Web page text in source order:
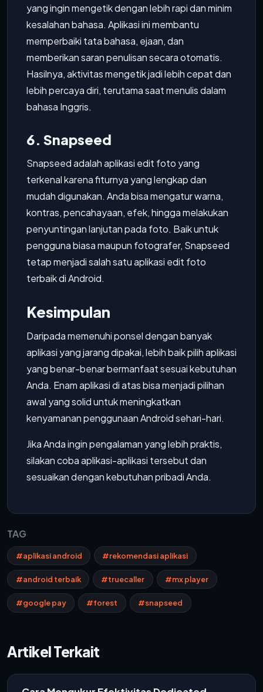
yang ingin mengetik dengan lebih rapi dan minim
kesalahan bahasa. Aplikasi ini membantu
memperbaiki tata bahasa, ejaan, dan
memberikan saran penulisan secara otomatis.
Hasilnya, aktivitas mengetik jadi lebih cepat dan
lebih percaya diri, terutama saat menulis dalam
bahasa Inggris.
6. Snapseed
Snapseed adalah aplikasi edit foto yang
terkenal karena fiturnya yang lengkap dan
mudah digunakan. Anda bisa mengatur warna,
kontras, pencahayaan, efek, hingga melakukan
penyuntingan lanjutan pada foto. Baik untuk
pengguna biasa maupun fotografer, Snapseed
tetap menjadi salah satu aplikasi edit foto
terbaik di Android.
Kesimpulan
Daripada memenuhi ponsel dengan banyak
aplikasi yang jarang dipakai, lebih baik pilih aplikasi
yang benar-benar bermanfaat sesuai kebutuhan
Anda. Enam aplikasi di atas bisa menjadi pilihan
awal yang solid untuk meningkatkan
kenyamanan penggunaan Android sehari-hari.
Jika Anda ingin pengalaman yang lebih praktis,
silakan coba aplikasi-aplikasi tersebut dan
sesuaikan dengan kebutuhan pribadi Anda.
TAG
#aplikasi android #rekomendasi aplikasi
#android terbaik #truecaller #mx player
#google pay #forest #snapseed
Artikel Terkait